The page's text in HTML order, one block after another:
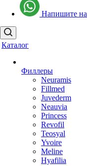
Напишите
Каталог
Филлеры
Neuramis
Fillmed
Juvederm
Neauvia
Princess
Revofil
Teosyal
Yvoire
Meline
Hyafilia